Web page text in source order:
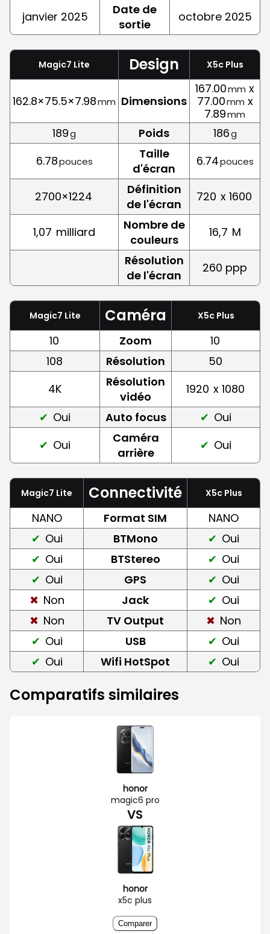
janvier 2025
Date de
sortie
octobre 2025
Magic7 Lite Design X5c Plus
162.8×75.5×7.98mm Dimensions
167.00mm x
77.00mm x
7.89mm
189g Poids 186g
6.78pouces
Taille
d'écran
6.74pouces
2700×1224
Définition
de l'écran
720 x 1600
1,07 milliard
Nombre de
couleurs
16,7 M
Résolution
de l'écran
260 ppp
Magic7 Lite Caméra X5c Plus
10 Zoom
10
108
Résolution
50
4K
Résolution
vidéo
1920 x 1080
Oui
Auto focus
Oui
Oui
Caméra
arrière
Oui
Magic7 Lite Connectivité X5c Plus
NANO Format SIM
NANO
Oui
BTMono
Oui
Oui
BTStereo
Oui
Oui
GPS
Oui
Non
Jack
Oui
Non
TV Output
Non
Oui
USB
Oui
Oui
Wifi HotSpot Oui
Comparatifs similaires
honor
magic6 pro
VS
honor
x5c plus
Comparer